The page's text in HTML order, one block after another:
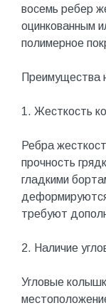
восемь ребер
оцинкованным
полимерное
Преимущества
1. Жесткость
Ребра
прочность
гладкими
деформируются
требуют
2. Наличие
Угловые